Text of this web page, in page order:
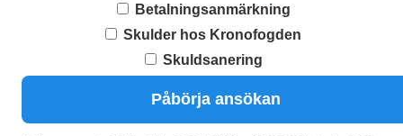
Betalningsanmärkning
Skulder hos Kronofogden
Skuldsanering
Påbörja ansökan